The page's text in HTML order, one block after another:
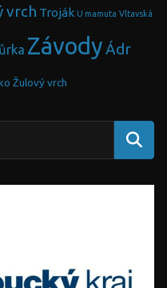
vrch Troják U mamuta Vltavská
ZávodyÁdr
Žulový vrch